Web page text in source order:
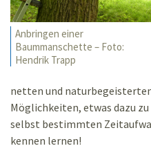
Anbringen einer
Baummanschette – Foto:
Hendrik Trapp
netten und
Möglichkeiten, etwas dazu
selbst bestimmten
kennen lernen!